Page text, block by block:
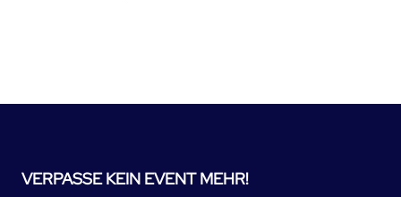
VERPASSE KEIN EVENT MEHR!